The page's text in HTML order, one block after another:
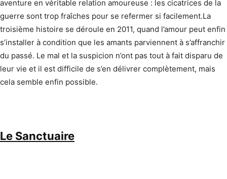
aventure en véritable relation amoureuse : les cicatrices de la
guerre sont trop fraîches pour se refermer si facilement.La
troisième histoire se déroule en 2011, quand l’amour peut enfin
s’installer à condition que les amants parviennent à s’affranchir
du passé. Le mal et la suspicion n’ont pas tout à fait disparu de
leur vie et il est difficile de s’en délivrer complètement, mais
cela semble enfin possible.
Le Sanctuaire